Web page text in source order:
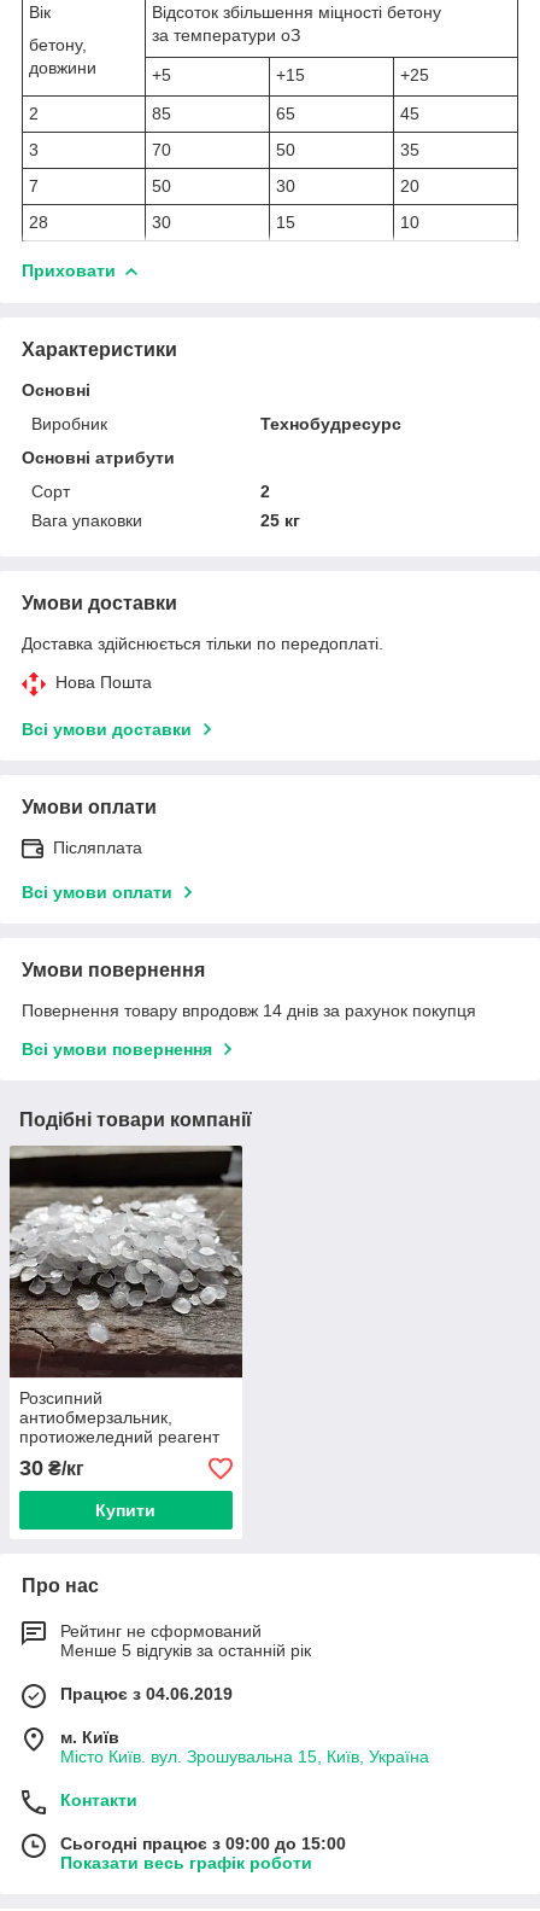
Вік
бетону,
довжини
Відсоток збільшення міцності бетону
за температури оЗ
+5 +15
+25
2
85 65
45
3
70 50
35
7
50 30
20
28
30 15 10
Приховати
Характеристики
Основні
Виробник
Технобудресурс
Основні атрибути
Сорт
2
Вага упаковки
25 кг
Умови доставки
Доставка здійснюється тільки по передоплаті.
Нова Пошта
Всі умови доставки
Умови оплати
Післяплата
Всі умови оплати
Умови повернення
Повернення товару впродовж 14 днів за рахунок покупця
Всі умови повернення
Подібні товари компанії
Розсипний
антиобмерзальник,
протиожеледний реагент
у мішках по 25 кг кальцій
хлористий
30 ₴/кг
Купити
Про нас
Рейтинг не сформований
Менше 5 відгуків за останній рік
Працює з 04.06.2019
м. Київ
Місто Київ. вул. Зрошувальна 15, Київ, Україна
Контакти
Сьогодні працює з 09:00 до 15:00
Показати весь графік роботи